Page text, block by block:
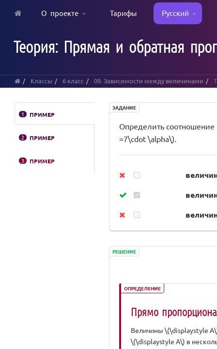
content
О проекте Тарифы Русский
Теория: Прямая и обратная
Классы 6 класс 09. Зависимости между величинами
1 ПРИМЕР
2 ПРИМЕР
3 ПРИМЕР
ЗАДАНИЕ
Определить
=7\cdot \alpha\).
РЕШЕНИЕ
ОПРЕДЕЛЕНИЕ
Прямо
Величины \(\displaystyle
\(\displaystyle A\) в